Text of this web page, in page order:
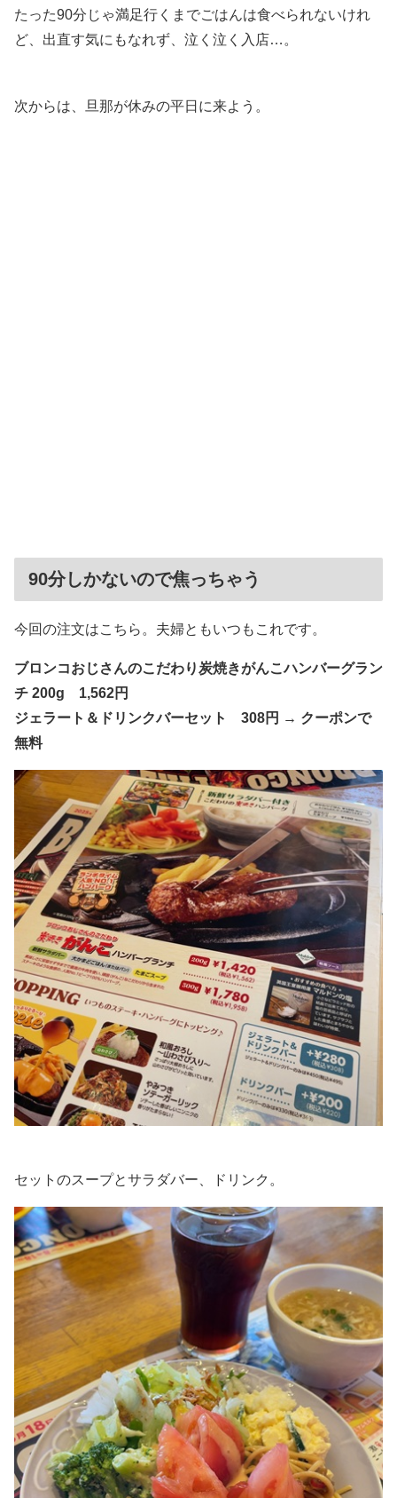
たった90分じゃ満足行くまでごはんは食べられないけれ
ど、出直す気にもなれず、泣く泣く入店…。
次からは、旦那が休みの平日に来よう。
90分しかないので焦っちゃう
今回の注文はこちら。夫婦ともいつもこれです。
ブロンコおじさんのこだわり炭焼きがんこハンバーグラン
チ 200g 1,562円
ジェラート＆ドリンクバーセット 308円 → クーポンで
無料
セットのスープとサラダバー、ドリンク。